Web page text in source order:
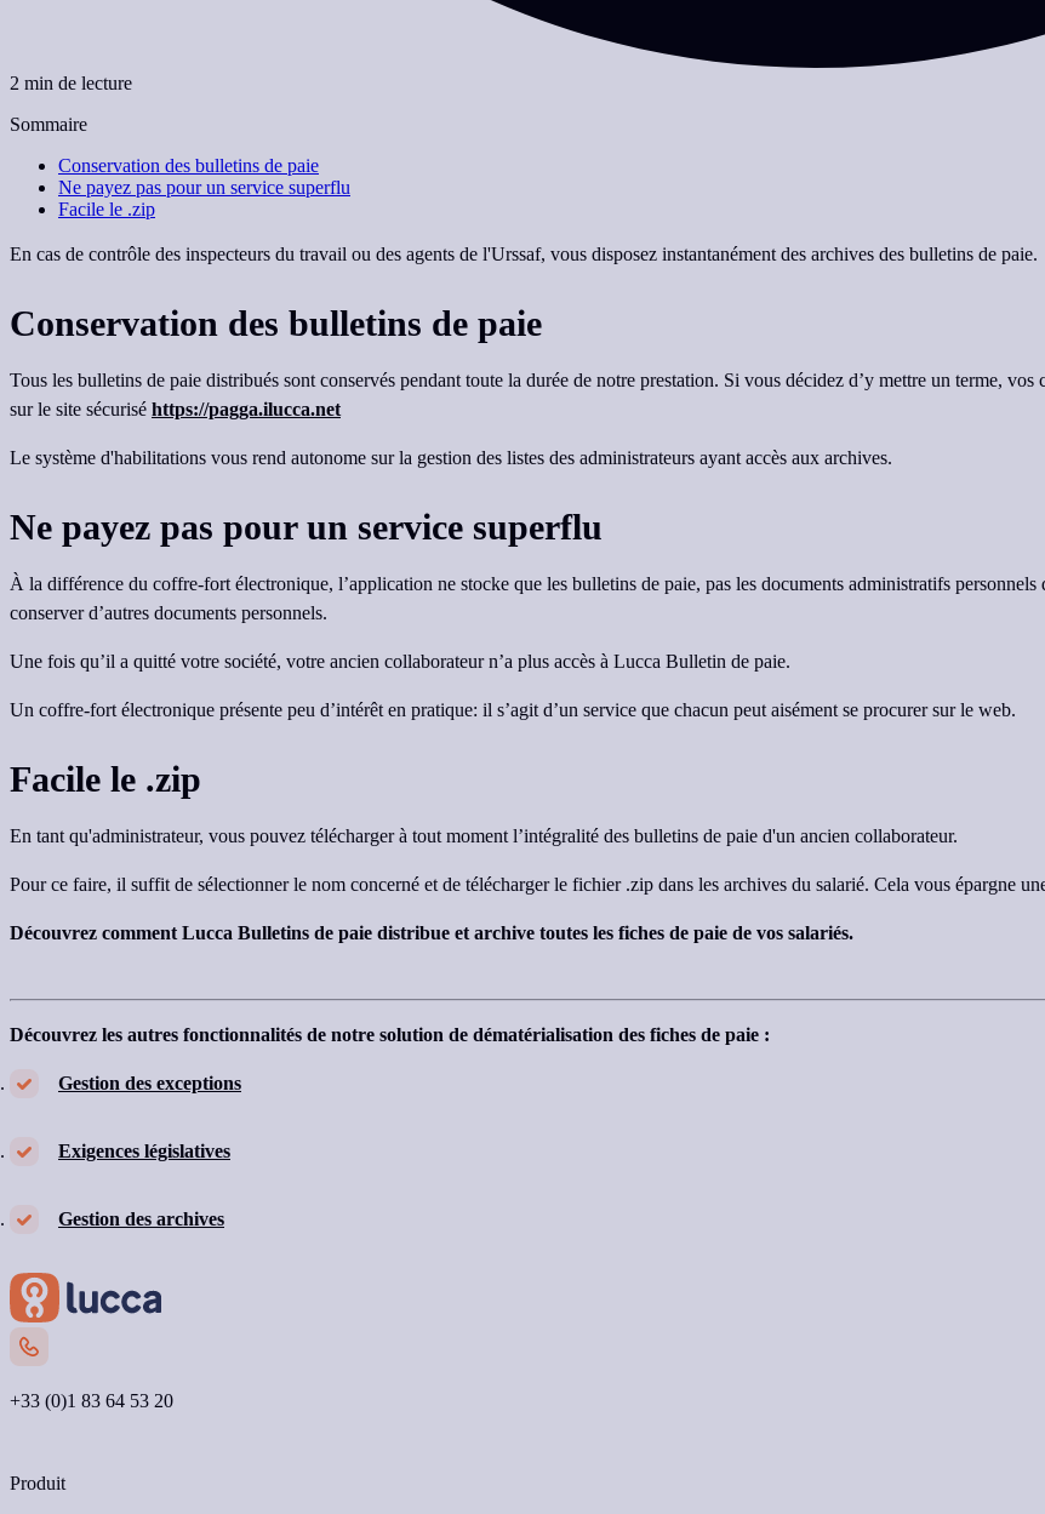
2 min de lecture
Sommaire
Conservation des bulletins de paie
Ne payez pas pour un service superflu
Facile le .zip
En cas de contrôle des inspecteurs du travail ou des agents de l'Urssaf, vous disposez instantanément des archives des bulletins de paie.
Conservation des bulletins de paie
Tous les bulletins de paie distribués sont conservés pendant toute la durée de notre prestation. Si vous décidez d’y mettre un terme,
sur le site sécurisé https://pagga.ilucca.net
Le système d'habilitations vous rend autonome sur la gestion des listes des administrateurs ayant accès aux archives.
Ne payez pas pour un service superflu
À la différence du coffre-fort électronique, l’application ne stocke que les bulletins de paie, pas les documents administratifs
conserver d’autres documents personnels.
Une fois qu’il a quitté votre société, votre ancien collaborateur n’a plus accès à Lucca Bulletin de paie.
Un coffre-fort électronique présente peu d’intérêt en pratique: il s’agit d’un service que chacun peut aisément se procurer sur le web.
Facile le .zip
En tant qu'administrateur, vous pouvez télécharger à tout moment l’intégralité des bulletins de paie d'un ancien collaborateur.
Pour ce faire, il suffit de sélectionner le nom concerné et de télécharger le fichier .zip dans les archives du salarié. Cela vous épargne
Découvrez comment Lucca Bulletins de paie distribue et archive toutes les fiches de paie de vos salariés.
Découvrez les autres fonctionnalités de notre solution de dématérialisation des fiches de paie :
Gestion des exceptions
Exigences législatives
Gestion des archives
+33 (0)1 83 64 53 20
Produit